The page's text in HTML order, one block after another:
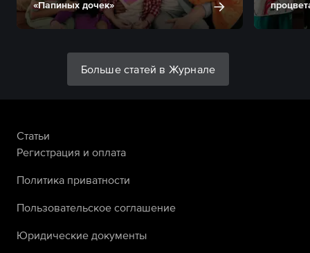
«Папиных дочек»
Больше статей в Журнале
Статьи
Регистрация и оплата
Политика приватности
Пользовательское соглашение
Юридические документы